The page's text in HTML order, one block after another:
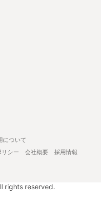
について
シー 会社概要
採用情報
rights reserved.